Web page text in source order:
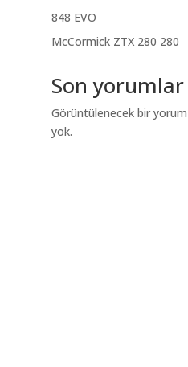
848 EVO
McCormick ZTX 280 280
Son yorumlar
Görüntülenecek bir yorum
yok.